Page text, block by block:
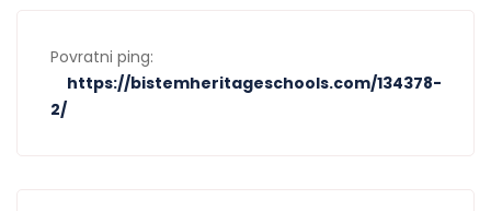
Povratni ping:
https://bistemheritageschools.com/134378-
2/